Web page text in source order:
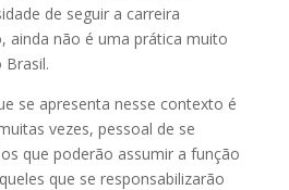
de seguir a carreira
ainda não é uma prática muito
se apresenta nesse contexto é
vezes, pessoal de se
que poderão assumir a função
que se responsabilizarão